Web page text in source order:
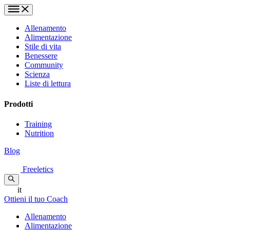
Allenamento
Alimentazione
Stile di vita
Benessere
Community
Scienza
Liste di lettura
Prodotti
Training
Nutrition
Blog
Freeletics
it
Ottieni il tuo Coach
Allenamento
Alimentazione